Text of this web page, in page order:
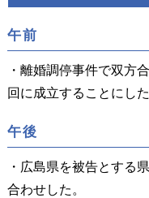
午前
・離婚調停事件で双方
回に成立することにした
午後
・広島県を被告とする
合わせした。